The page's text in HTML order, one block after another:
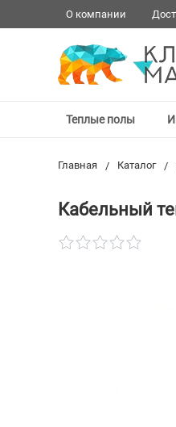
О компании
Теплые полы
Главная Каталог
Кабельный